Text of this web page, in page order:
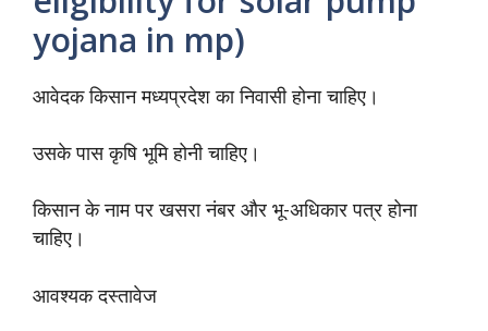
yojana in mp)
आवेदक किसान मध्यप्रदेश का निवासी होना चाहिए।
उसके पास कृषि भूमि होनी चाहिए।
किसान के नाम पर खसरा नंबर और भू-अधिकार पत्र होना
चाहिए।
आवश्यक दस्तावेज